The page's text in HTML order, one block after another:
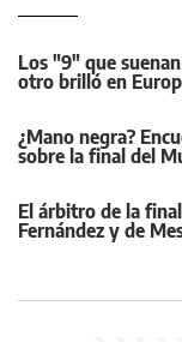
Los "9" que
otro brilló en
¿Mano negra?
sobre la final del
El árbitro de la
Fernández y de